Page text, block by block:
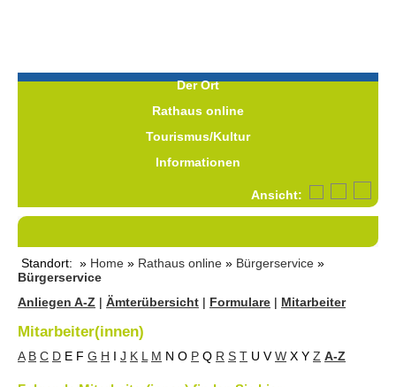
Der Ort
Rathaus online
Tourismus/Kultur
Informationen
Ansicht:
Standort: » Home » Rathaus online » Bürgerservice »
Bürgerservice
Anliegen A-Z | Ämterübersicht | Formulare | Mitarbeiter
Mitarbeiter(innen)
A B C D E F G H I J K L M N O P Q R S T U V W X Y Z A-Z